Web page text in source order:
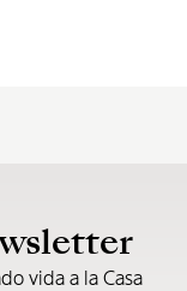
vida a la Casa